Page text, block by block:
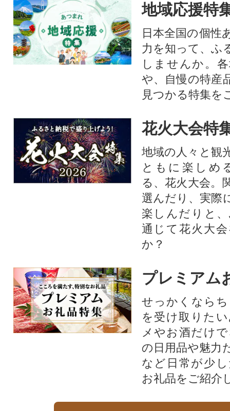
地域応援特
日本全国の個性
力を知って、ふ
しませんか。
や、自慢の特産
見つかる特集を
花火大会特
地域の人々と観
ともに楽しめ
る、花火大会。
選んだり、実際
楽しんだりと
通じて花火大
か？​
プレミアム
せっかくなら
を受け取りた
メやお酒だけ
の日用品や魅力
など日常が少
お礼品をご紹介